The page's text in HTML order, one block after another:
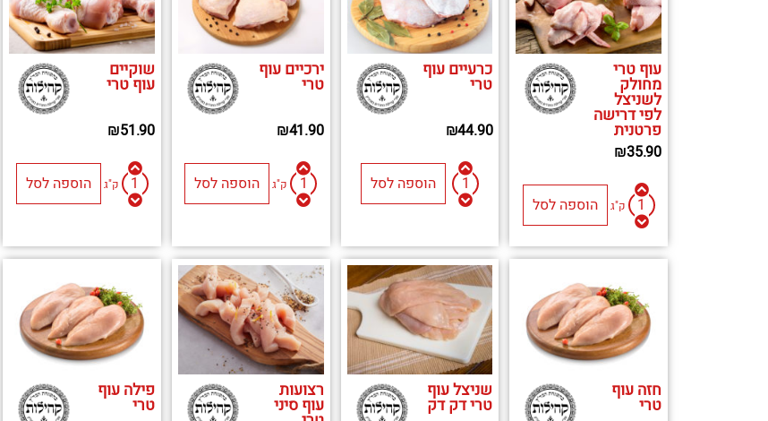
עוף טרי
מחולק
לשניצל
לפי דרישה
פרטנית
₪35.90
ק"ג הוספה לסל
כרעיים עוף
טרי
₪44.90
הוספה לסל
ירכיים עוף
טרי
₪41.90
ק"ג הוספה לסל
שוקיים
עוף טרי
₪51.90
ק"ג הוספה לסל
חזה עוף
טרי
שניצל עוף
טרי דק דק
רצועות
עוף סיני
פילה עוף
טרי